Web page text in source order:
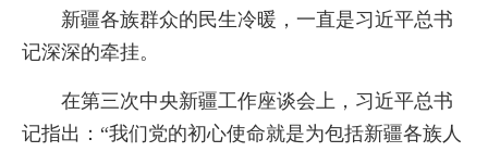
新疆各族群众的民生冷暖，一直是习近平总书
记深深的牵挂。
在第三次中央新疆工作座谈会上，习近平总书
记指出：“我们党的初心使命就是为包括新疆各族人